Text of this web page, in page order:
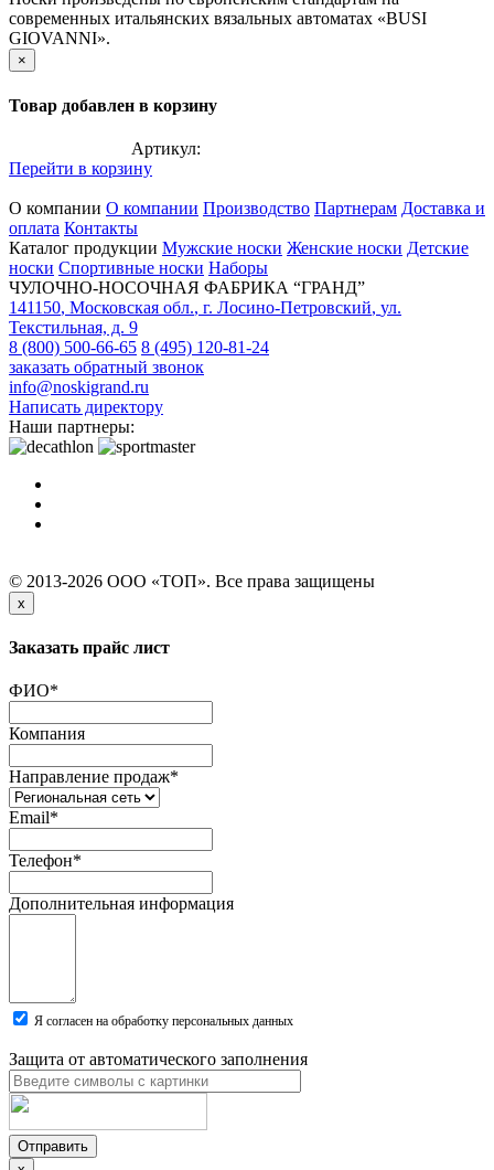
современных итальянских вязальных автоматах «BUSI
GIOVANNI».
×
Товар добавлен в корзину
Артикул:
Перейти в корзину
О компании О компании Производство Партнерам Доставка и
оплата Контакты
Каталог продукции Мужские носки Женские носки Детские
носки Спортивные носки Наборы
ЧУЛОЧНО-НОСОЧНАЯ ФАБРИКА “ГРАНД”
141150, Московская обл., г. Лосино-Петровский, ул.
Текстильная, д. 9
8 (800) 500-66-65 8 (495) 120-81-24
заказать обратный звонок
info@noskigrand.ru
Написать директору
Наши партнеры:
© 2013-2026 ООО «ТОП». Все права защищены
x
Заказать прайс лист
ФИО*
Компания
Направление продаж*
Email*
Телефон*
Дополнительная информация
Я согласен на обработку персональных данных
Защита от автоматического заполнения
Отправить